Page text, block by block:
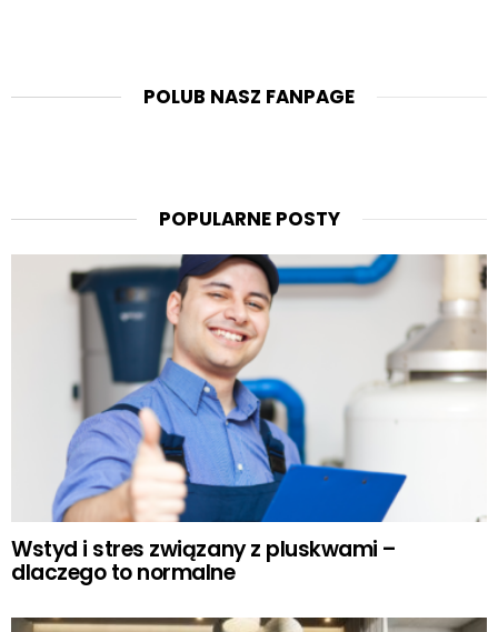
POLUB NASZ FANPAGE
POPULARNE POSTY
Wstyd i stres związany z pluskwami –
dlaczego to normalne